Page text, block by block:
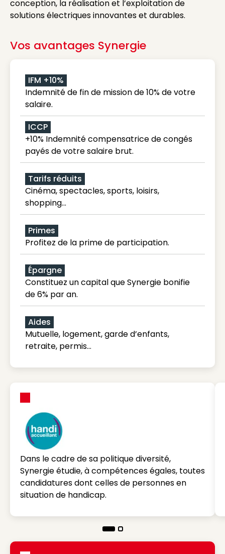
conception, la réalisation et l’exploitation de
solutions électriques innovantes et durables.
Vos avantages Synergie
IFM +10%
Indemnité de fin de mission de 10% de votre
salaire.
ICCP
+10% Indemnité compensatrice de congés
payés de votre salaire brut.
Tarifs réduits
Cinéma, spectacles, sports, loisirs,
shopping...
Primes
Profitez de la prime de participation.
Épargne
Constituez un capital que Synergie bonifie
de 6% par an.
Aides
Mutuelle, logement, garde d’enfants,
retraite, permis…
Dans le cadre de sa politique diversité,
Synergie étudie, à compétences égales, toutes
candidatures dont celles de personnes en
situation de handicap.